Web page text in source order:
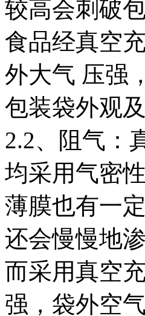
较高会刺破
食品经真空
外大气 压强
包装袋外观
2.2、阻气：
均采用气密
薄膜也有一
还会慢慢地
而采用真空
强，袋外空